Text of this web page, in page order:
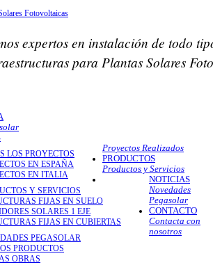
expertos en instalación de todo
para Plantas Solares
Proyectos Realizados
LOS PROYECTOS
EN ESPAÑA
EN ITALIA
PRODUCTOS
Productos y Servicios
Y SERVICIOS
FIJAS EN SUELO
SOLARES 1 EJE
FIJAS EN CUBIERTAS
NOTICIAS
Novedades
Pegasolar
PEGASOLAR
PRODUCTOS
OBRAS
CONTACTO
Contacta con
nosotros